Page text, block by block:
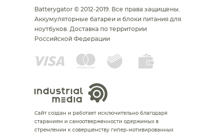
Batterygator © 2012-2019. Все права защищены.
Аккумуляторные батареи и блоки питания для
ноутбуков. Доставка по территории
Российской Федерации
Сайт создан и работает исключительно благодаря
стараниям и самоотверженности одержимых в
стремлении к совершенству гипер-мотивированных